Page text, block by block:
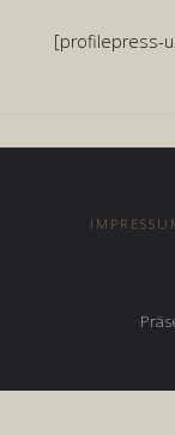
[profilepress-